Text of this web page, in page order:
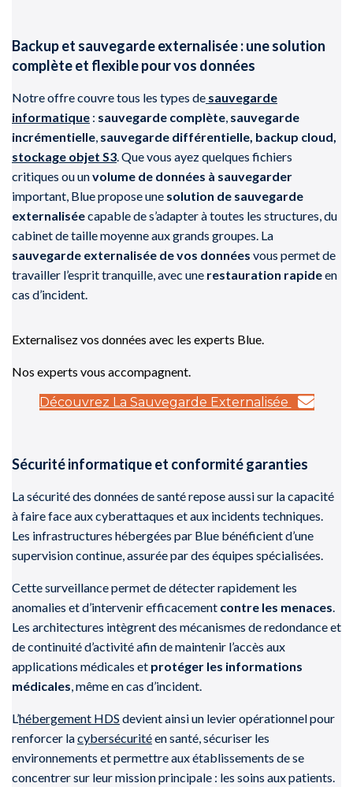
Backup et sauvegarde externalisée : une solution
complète et flexible pour vos données
Notre offre couvre tous les types de sauvegarde
informatique : sauvegarde complète, sauvegarde
incrémentielle, sauvegarde différentielle, backup cloud,
stockage objet S3. Que vous ayez quelques fichiers
critiques ou unvolume de données à sauvegarder
important, Blue propose une solution de sauvegarde
externaliséecapable de s’adapter à toutes les structures, du
cabinet de taille moyenne aux grands groupes. La
sauvegarde externalisée de vos données vous permet de
travailler l’esprit tranquille, avec une restauration rapideen
cas d’incident.
Externalisez vos données avec les experts Blue.
Nos experts vous accompagnent.
Découvrez La Sauvegarde Externalisée
Sécurité informatique et conformité garanties
La sécurité des données de santé repose aussi sur la capacité
à faire face aux cyberattaques et aux incidents techniques.
Les infrastructures hébergées par Blue bénéficient d’une
supervision continue, assurée par des équipes spécialisées.
Cette surveillance permet de détecter rapidement les
anomalies et d’intervenir efficacement contre les menaces.
Les architectures intègrent des mécanismes de redondance et
de continuité d’activité afin de maintenir l’accès aux
applications médicales et protéger les informations
médicales, même en cas d’incident.
L’hébergement HDS devient ainsi un levier opérationnel pour
renforcer lacybersécuritéen santé, sécuriser les
environnements et permettre aux établissements de se
concentrer sur leur mission principale : les soins aux patients.